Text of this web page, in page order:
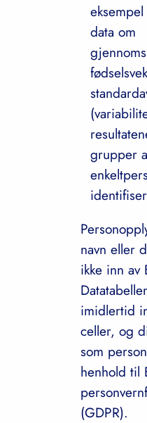
data om
grupper
navn eller
ikke inn av
imidlertid
celler, og
som
henhold til
(GDPR).